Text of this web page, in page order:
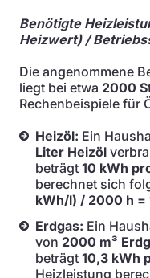
Benötigte
Heizwert) /
Die angenommene
liegt bei etwa 2000
Rechenbeispiele für
Heizöl: Ein
Liter Heizöl
beträgt 10 kWh
berechnet sich
kWh/l) / 2000 h =
Erdgas: Ein
von 2000 m³
beträgt 10,3 kWh
Heizleistung